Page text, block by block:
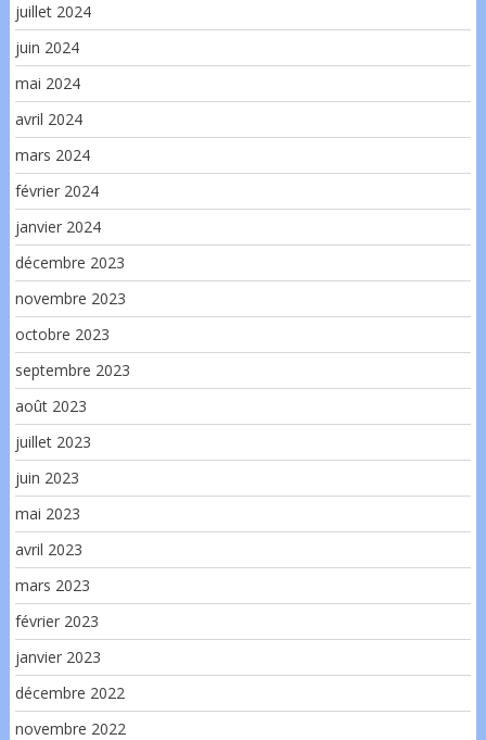
juillet 2024
juin 2024
mai 2024
avril 2024
mars 2024
février 2024
janvier 2024
décembre 2023
novembre 2023
octobre 2023
septembre 2023
août 2023
juillet 2023
juin 2023
mai 2023
avril 2023
mars 2023
février 2023
janvier 2023
décembre 2022
novembre 2022